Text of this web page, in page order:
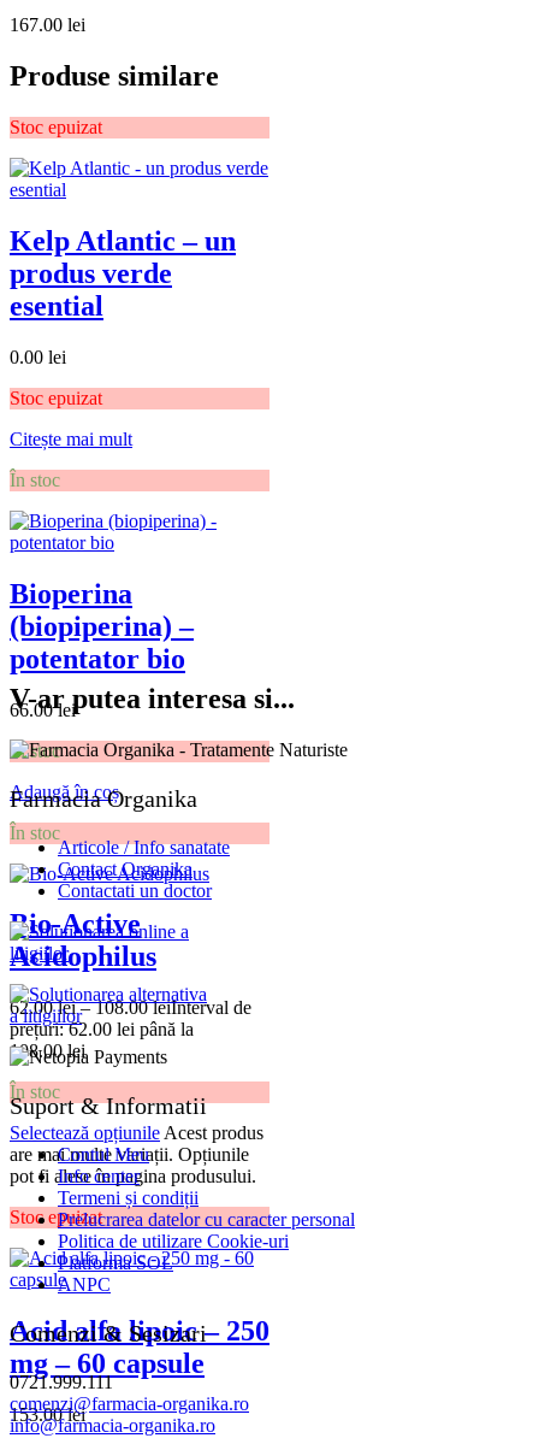
167.00 lei
Produse similare
Stoc epuizat
Kelp Atlantic – un
produs verde
esential
0.00 lei
Stoc epuizat
Citește mai mult
În stoc
Bioperina
(biopiperina) –
potentator bio
66.00lei
În stoc
Adaugă în coș
În stoc
Bio-Active
Acidophilus
62.00lei – 108.00leiInterval de
prețuri: 62.00 lei până la
108.00 lei
În stoc
Selectează opțiunile Acest produs
are mai multe variații. Opțiunile
pot fi alese în pagina produsului.
Stoc epuizat
Acid alfa lipoic – 250
mg – 60 capsule
153.00lei
V-ar putea interesa si...
Farmacia Organika
Articole / Info sanatate
Contact Organika
Contactati un doctor
Suport & Informatii
Contul Meu
Info center
Termeni și condiții
Prelucrarea datelor cu caracter personal
Politica de utilizare Cookie-uri
Platforma SOL
ANPC
Comenzi & Sesizari
0721.999.111
comenzi@farmacia-organika.ro
info@farmacia-organika.ro